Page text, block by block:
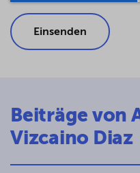
Beiträge von
Vizcaino Diaz